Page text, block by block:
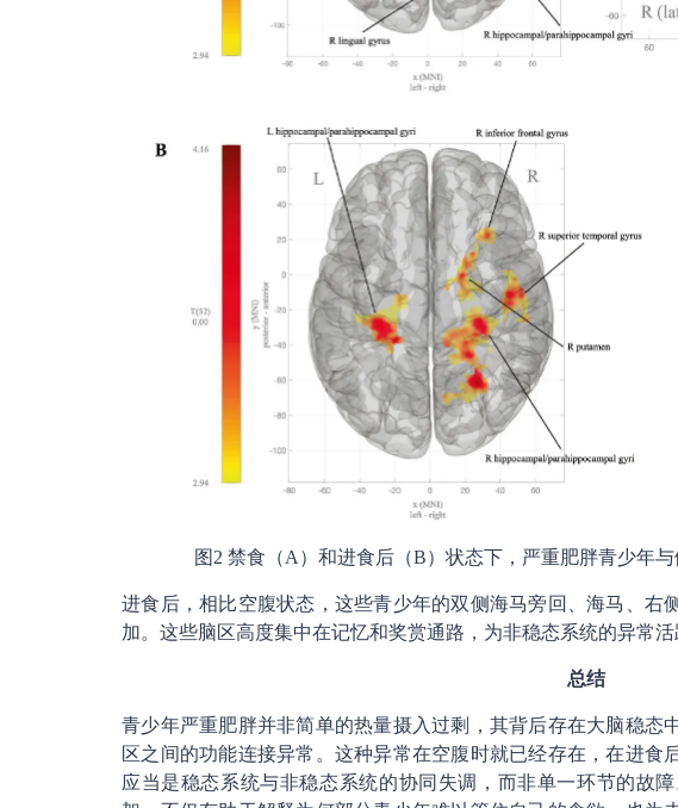
图2 禁食（A）和进食后（B）状态下，严重肥胖青少年
进食后，相比空腹状态，这些青少年的双侧海马旁回、海马、右
加。这些脑区高度集中在记忆和奖赏通路，为非稳态系统的异常活
总结
青少年严重肥胖并非简单的热量摄入过剩，其背后存在大脑稳态
区之间的功能连接异常。这种异常在空腹时就已经存在，在进食
应当是稳态系统与非稳态系统的协同失调，而非单一环节的故